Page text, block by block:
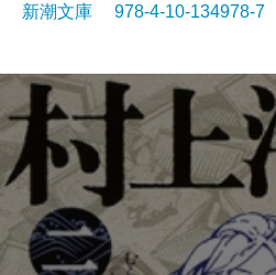
新潮文庫 978-4-10-134978-